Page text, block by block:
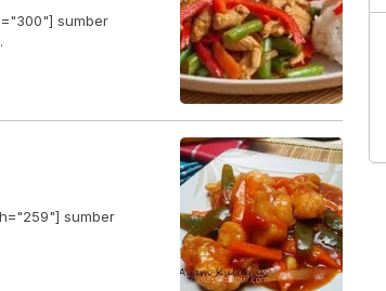
sumber
sumber